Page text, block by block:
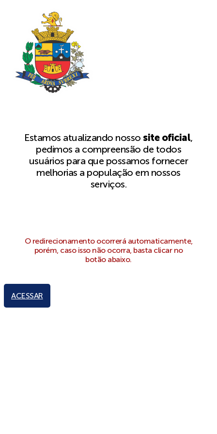
Estamos atualizando nossosite oficial,
pedimos a compreensão de todos
usuários para que possamos fornecer
melhorias a população em nossos
serviços.
O redirecionamento ocorrerá automaticamente,
porém, caso isso não ocorra, basta clicar no
botão abaixo.
ACESSAR